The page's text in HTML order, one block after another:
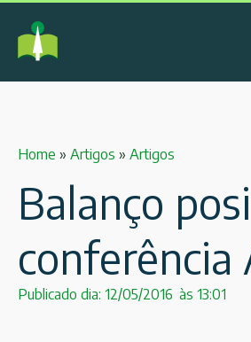
Home » Artigos » Artigos
Balanço
conferência
Publicado dia: 12/05/2016 às 13:01